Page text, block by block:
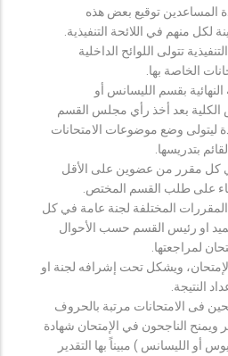
المساعدين توقيع بعض هذه
لكل منهم في اللائحة التنفيذية.
تتولى اللوائح الداخلية
الخاصة بها.
بقسم الليسانس أو
الكلية بعد أخذ رأي مجلس القسم
ليتولى وضع موضوعات الامتحانات
بتدريسها.
كل مقرر من عضوين على الأقل
على طلب القسم المختص.
المختلفة لجنة عامة في كل
او رئيس القسم حسب الأحوال
لمراجعتها.
ويشكل تحت إشرافه لجنة او
النتيجة.
فى الامتحانات مرتبة بالحروف
ويمنح الناجحون في الإمتحان شهادة
أو الليسانس ) مبيناً بها التقدير